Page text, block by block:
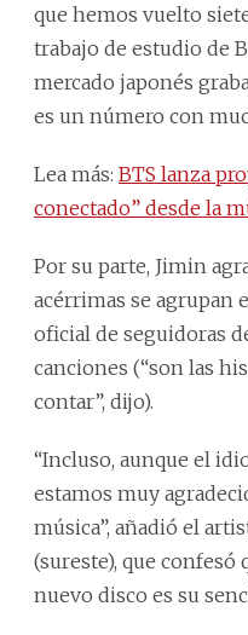
que hemos vuelto
trabajo de estudio de
mercado japonés
es un número con
Lea más: BTS lanza
conectado” desde la
Por su parte, Jimin
acérrimas se agrupan
oficial de seguidoras
canciones (“son las
contar”, dijo).
“Incluso, aunque el
estamos muy
música”, añadió el
(sureste), que confesó
nuevo disco es su